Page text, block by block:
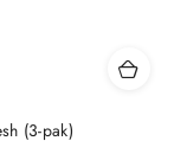
(3-pak)